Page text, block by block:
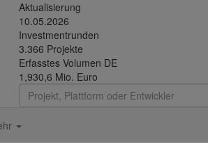
Aktualisierung
10.05.2026
Investmentrunden
3.366 Projekte
Erfasstes Volumen DE
1,930,6 Mio. Euro